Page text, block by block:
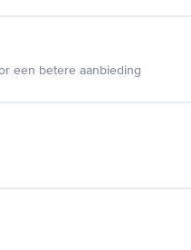
een betere aanbieding